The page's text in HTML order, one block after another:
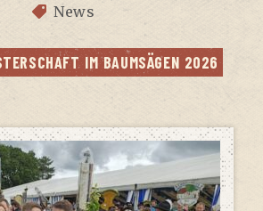
News
IM BAUM­SÄ­GEN 2026